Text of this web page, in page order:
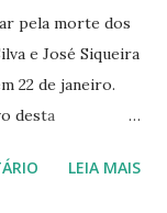
pela morte dos
e José Siqueira
22 de janeiro.
desta
e encerrou a
LEIA MAIS